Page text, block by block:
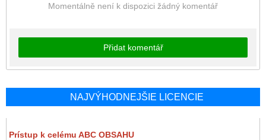
NAJVÝHODNEJŠIE LICENCIE
Prístup k celému ABC OBSAHU
Momentálně není k dispozici žádný komentář
Přidat komentář